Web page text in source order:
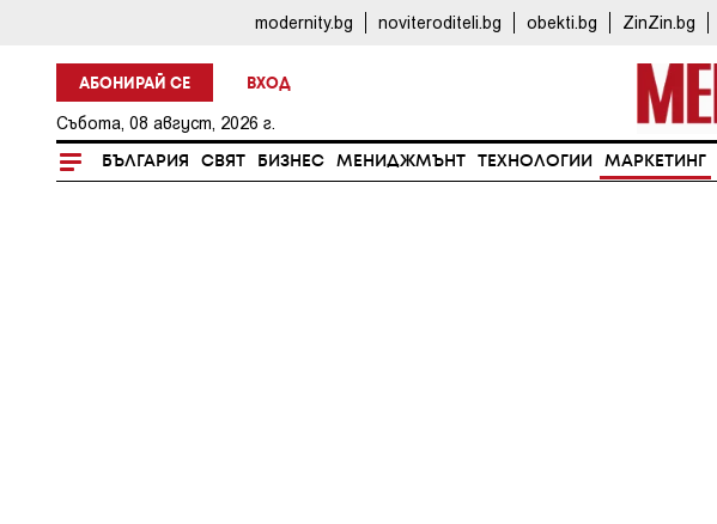
modernity.bg noviteroditeli.bg obekti.bg ZinZin.bg
АБОНИРАЙ СЕ ВХОД
Събота, 08 август, 2026 г.
БЪЛГАРИЯ СВЯТ БИЗНЕС МЕНИДЖМЪНТ ТЕХНОЛОГИИ МАРКЕТИНГ